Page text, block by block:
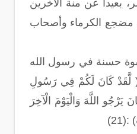
بعيدا عن منة الآخرين
الكرماء وأصحاب
حسنة في رسول الله
( لَّقَدْ كَانَ لَكُمْ فِي رَسُولِ
يَرْجُو اللَّهَ وَالْيَوْمَ الْآخِرَ